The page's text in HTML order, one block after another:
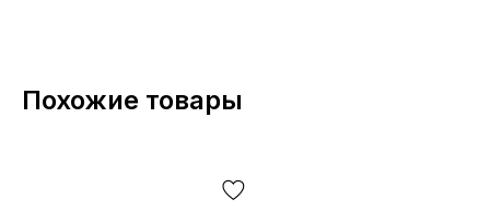
Похожие товары